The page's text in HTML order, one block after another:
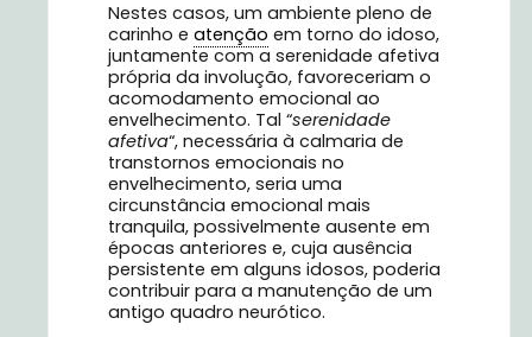
Nestes casos, um ambiente pleno de
carinho e atenção em torno do idoso,
juntamente com a serenidade afetiva
própria da involução, favoreceriam o
acomodamento emocional ao
envelhecimento. Tal “serenidade
afetiva“, necessária à calmaria de
transtornos emocionais no
envelhecimento, seria uma
circunstância emocional mais
tranquila, possivelmente ausente em
épocas anteriores e, cuja ausência
persistente em alguns idosos, poderia
contribuir para a manutenção de um
antigo quadro neurótico.